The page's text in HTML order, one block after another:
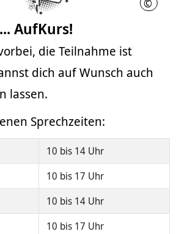
©
AufKurs!
die Teilnahme ist
dich auf Wunsch auch
lassen.
Sprechzeiten:
10 bis 14 Uhr
10 bis 17 Uhr
10 bis 14 Uhr
10 bis 17 Uhr